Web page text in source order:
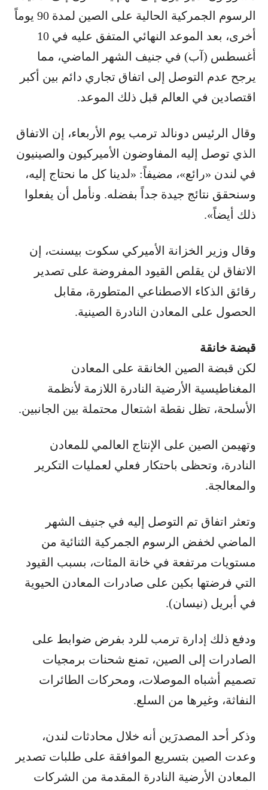
الرسوم الجمركية الحالية على الصين لمدة 90 يوماً
أخرى، بعد الموعد النهائي المتفق عليه في 10
أغسطس (آب) في جنيف الشهر الماضي، مما
يرجح عدم التوصل إلى اتفاق تجاري دائم بين أكبر
اقتصادين في العالم قبل ذلك الموعد.
وقال الرئيس دونالد ترمب يوم الأربعاء، إن الاتفاق
الذي توصل إليه المفاوضون الأميركيون والصينيون
في لندن «رائع»، مضيفاً: «لدينا كل ما نحتاج إليه،
وسنحقق نتائج جيدة جداً بفضله. ونأمل أن يفعلوا
ذلك أيضاً».
وقال وزير الخزانة الأميركي سكوت بيسنت، إن
الاتفاق لن يقلص القيود المفروضة على تصدير
رقائق الذكاء الاصطناعي المتطورة، مقابل
الحصول على المعادن النادرة الصينية.
قبضة خانقة
لكن قبضة الصين الخانقة على المعادن
المغناطيسية الأرضية النادرة اللازمة لأنظمة
الأسلحة، تظل نقطة اشتعال محتملة بين الجانبين.
وتهيمن الصين على الإنتاج العالمي للمعادن
النادرة، وتحظى باحتكار فعلي لعمليات التكرير
والمعالجة.
وتعثر اتفاق تم التوصل إليه في جنيف الشهر
الماضي لخفض الرسوم الجمركية الثنائية من
مستويات مرتفعة في خانة المئات، بسبب القيود
التي فرضتها بكين على صادرات المعادن الحيوية
في أبريل (نيسان).
ودفع ذلك إدارة ترمب للرد بفرض ضوابط على
الصادرات إلى الصين، تمنع شحنات برمجيات
تصميم أشباه الموصلات، ومحركات الطائرات
النفاثة، وغيرها من السلع.
وذكر أحد المصدرَين أنه خلال محادثات لندن،
وعدت الصين بتسريع الموافقة على طلبات تصدير
المعادن الأرضية النادرة المقدمة من الشركات